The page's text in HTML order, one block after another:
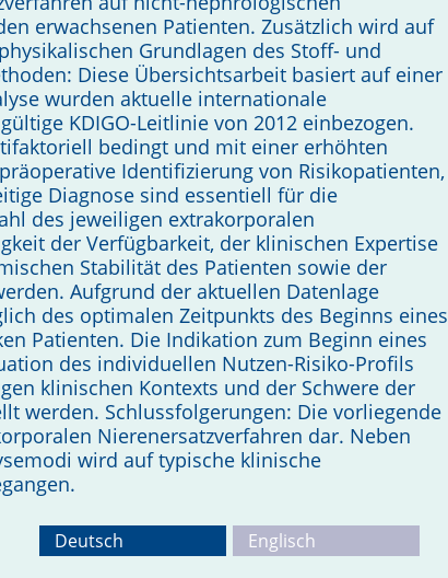
erwachsenen Patienten. Zusätzlich wird auf
Grundlagen des Stoff- und
Diese Übersichtsarbeit ba­siert auf einer
wurden aktuelle internationale
KDIGO-Leitlinie von 2012 einbezogen.
bedingt und mit einer erhöhten
Identifizierung von Risikopatienten,
Diagnose sind essentiell für die
des jeweiligen extrakorporalen
der Verfügbarkeit, der klinischen Expertise
Stabilität des Patienten sowie der
Aufgrund der aktuellen Datenlage
des optimalen Zeitpunkts des Beginns eines
Patienten. Die In­dikation zum Beginn eines
des individuellen Nutzen-Risiko-Profils
klinischen Kontexts und der Schwere der
werden. Schlussfolgerungen: Die vorliegende
Nierenersatzverfahren dar. Neben
wird auf typische klinische
Deutsch Englisch